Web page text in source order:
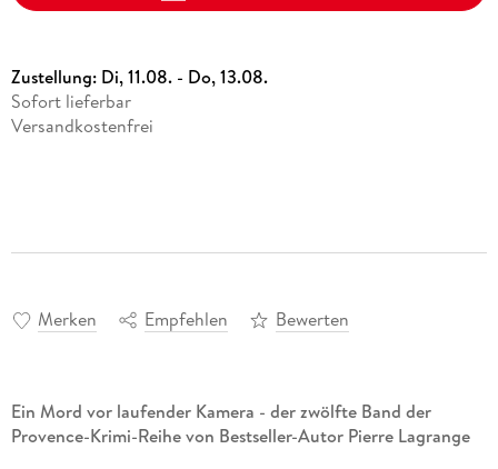
Zustellung: Di, 11.08. - Do, 13.08.
Sofort lieferbar
Versandkostenfrei
Merken Empfehlen Bewerten
Ein Mord vor laufender Kamera - der zwölfte Band der
Provence-Krimi-Reihe von Bestseller-Autor Pierre Lagrange